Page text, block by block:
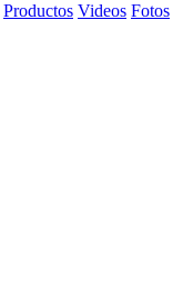
Productos Videos Fotos